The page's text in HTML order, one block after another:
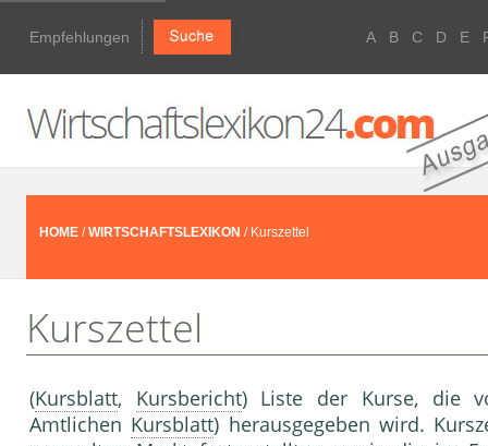
Empfehlungen A B C D E
HOME /WIRTSCHAFTSLEXIKON / Kurszettel
Kurszettel
(Kursblatt, Kursbericht) Liste der Kurse, die
Amtlichen Kursblatt) herausgegeben wird.